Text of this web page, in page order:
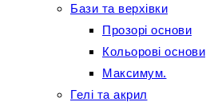
Бази та верхівки
Прозорі основи
Кольорові основи
Максимум.
Гелі та акрил